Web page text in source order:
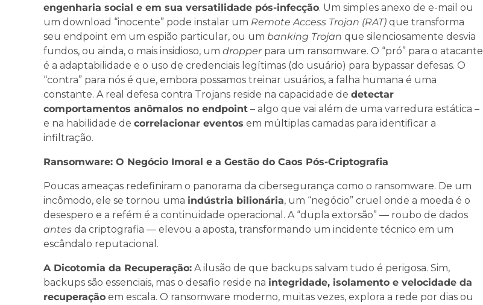
engenharia social e em sua versatilidade pós-infecção. Um simples anexo de e-mail ou
um download “inocente” pode instalar um Remote Access Trojan (RAT) que transforma
seu endpoint em um espião particular, ou um banking Trojan que silenciosamente desvia
fundos, ou ainda, o mais insidioso, um dropperpara um ransomware. O “pró” para o atacante
é a adaptabilidade e o uso de credenciais legítimas (do usuário) para bypassar defesas. O
“contra” para nós é que, embora possamos treinar usuários, a falha humana é uma
constante. A real defesa contra Trojans reside na capacidade de detectar
comportamentos anômalos no endpoint – algo que vai além de uma varredura estática –
e na habilidade de correlacionar eventos em múltiplas camadas para identificar a
infiltração.
Ransomware: O Negócio Imoral e a Gestão do Caos Pós-Criptografia
Poucas ameaças redefiniram o panorama da cibersegurança como o ransomware. De um
incômodo, ele se tornou uma indústria bilionária, um “negócio” cruel onde a moeda é o
desespero e a refém é a continuidade operacional. A “dupla extorsão” — roubo de dados
antes da criptografia — elevou a aposta, transformando um incidente técnico em um
escândalo reputacional.
A Dicotomia da Recuperação: A ilusão de que backups salvam tudo é perigosa. Sim,
backups são essenciais, mas o desafio reside na integridade, isolamento e velocidade da
recuperação em escala. O ransomware moderno, muitas vezes, explora a rede por dias ou